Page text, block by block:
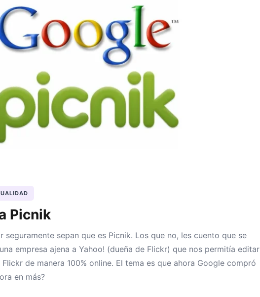
Picnik
seguramente sepan que es Picnik. Los que no, les cuento que se
empresa ajena a Yahoo! (dueña de Flickr) que nos permitía editar
de manera 100% online. El tema es que ahora Google compró
en más?